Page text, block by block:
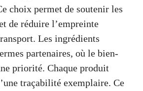
choix permet de soutenir les
de réduire l’empreinte
Les ingrédients
partenaires, où le bien-
priorité. Chaque produit
traçabilité exemplaire. Ce